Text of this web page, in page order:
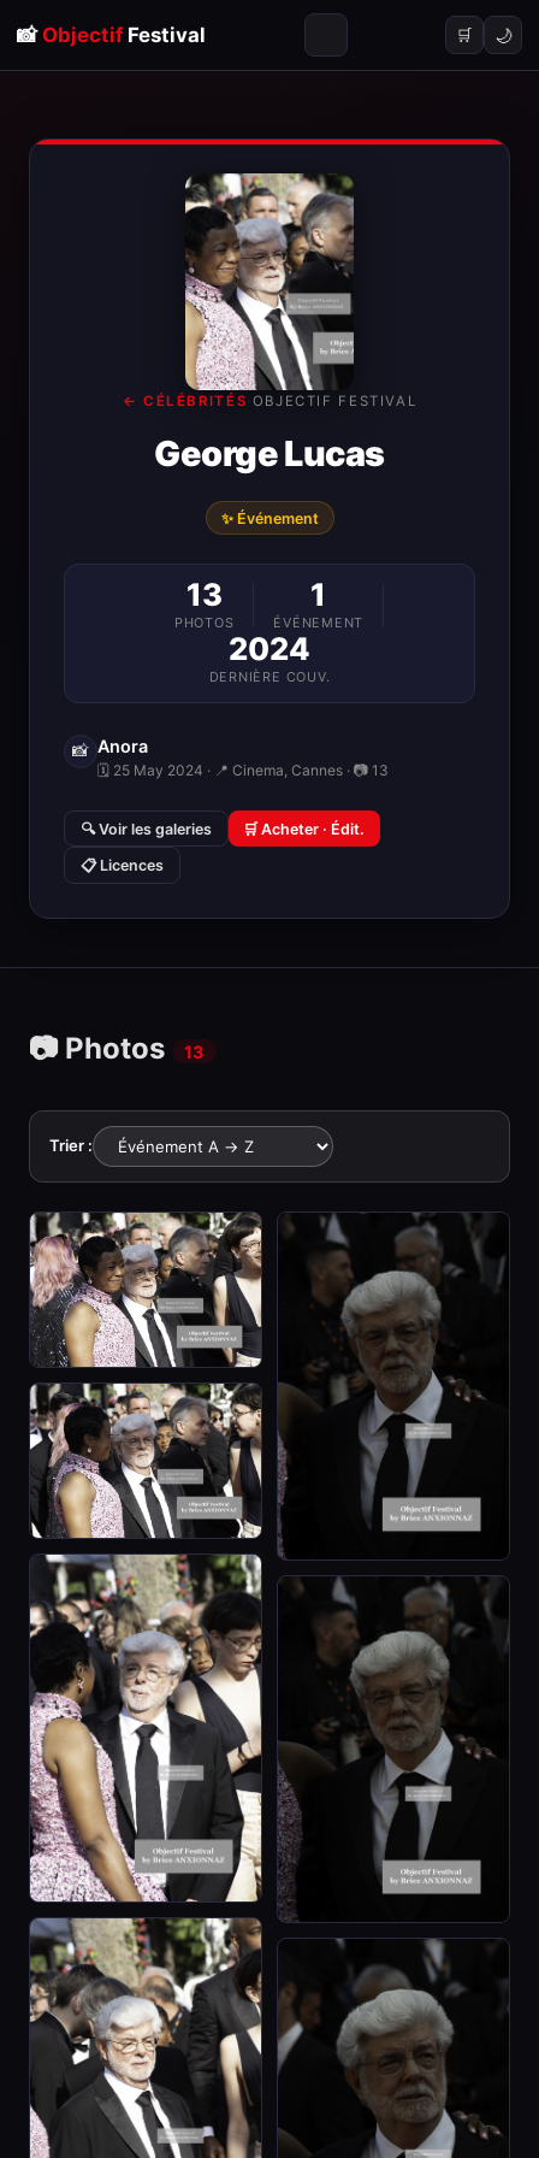
📸 ObjectifFestival 🛒 🌙
← CÉLÉBRITÉS· OBJECTIF FESTIVAL
George Lucas
✨ Événement
13
PHOTOS
1
ÉVÉNEMENT
2024
DERNIÈRE COUV.
📸 Anora
🗓 25 May 2024 · 📍 Cinema, Cannes · 📷 13
🔍 Voir les galeries 🛒 Acheter · Édit.
📋 Licences
📷 Photos 13
Trier :